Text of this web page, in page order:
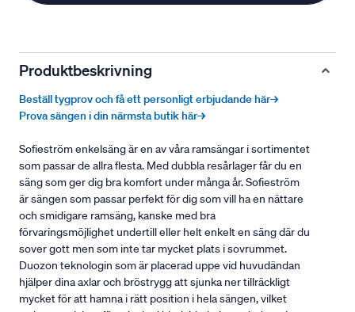
Produktbeskrivning
Beställ tygprov och få ett personligt erbjudande här→
Prova sängen i din närmsta butik här→
Sofieström enkelsäng är en av våra ramsängar i sortimentet
som passar de allra flesta. Med dubbla resårlager får du en
säng som ger dig bra komfort under många år. Sofieström
är sängen som passar perfekt för dig som vill ha en nättare
och smidigare ramsäng, kanske med bra
förvaringsmöjlighet undertill eller helt enkelt en säng där du
sover gott men som inte tar mycket plats i sovrummet.
Duozon teknologin som är placerad uppe vid huvudändan
hjälper dina axlar och bröstrygg att sjunka ner tillräckligt
mycket för att hamna i rätt position i hela sängen, vilket